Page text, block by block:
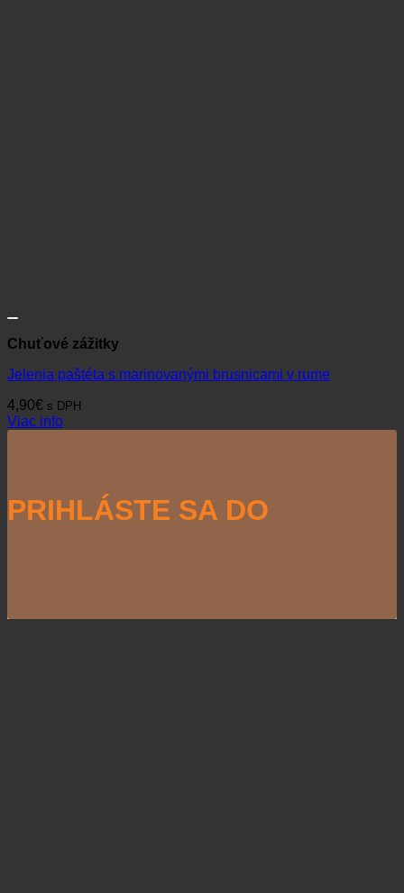
Chuťové zážitky
Jelenia paštéta s marinovanými brusnicami v rume
4,90€ s DPH
Viac info
PRIHLÁSTE SA DO